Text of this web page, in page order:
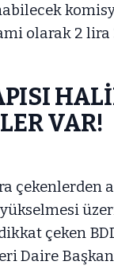
olarak 2 lira
VAR!
çekenlerden
çeken
Daire